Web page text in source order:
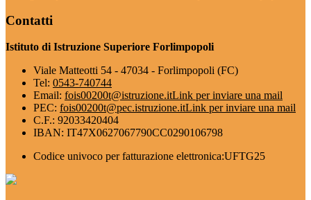
Contatti
Istituto di Istruzione Superiore Forlimpopoli
Viale Matteotti 54 - 47034 - Forlimpopoli (FC)
Tel: 0543-740744
Email: fois00200t@istruzione.itLink per inviare una mail
PEC: fois00200t@pec.istruzione.itLink per inviare una mail
C.F.: 92033420404
IBAN: IT47X0627067790CC0290106798
Codice univoco per fatturazione elettronica:UFTG25